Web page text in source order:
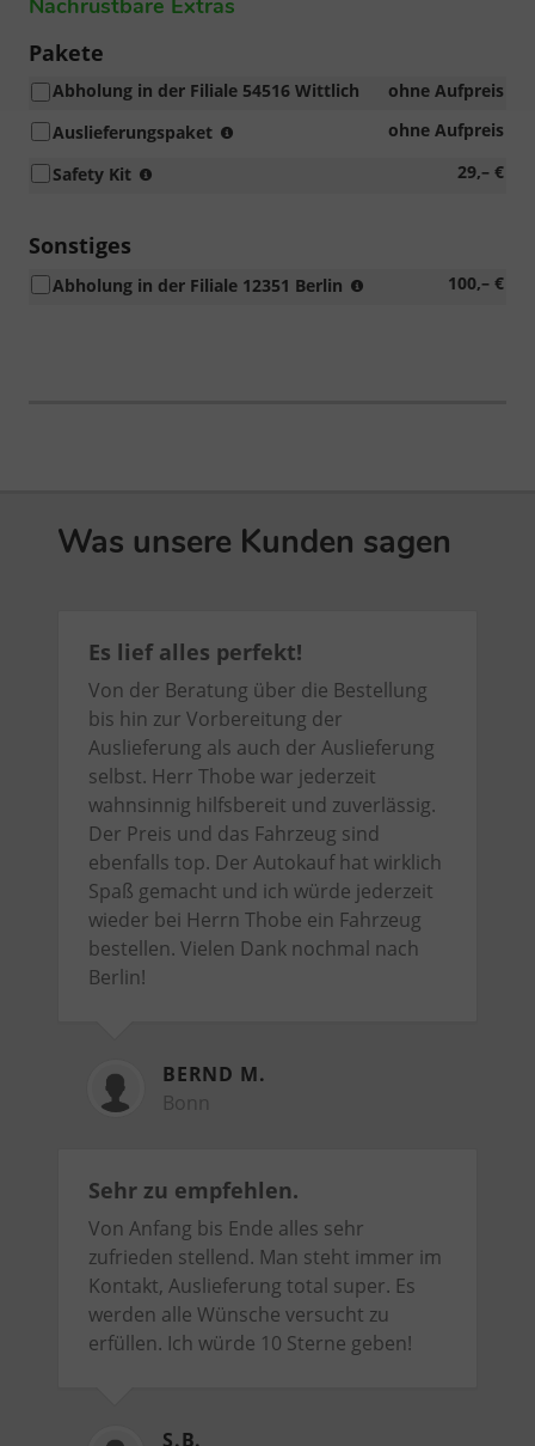
Pakete
ohne Aufpreis
Abholung in der Filiale 54516 Wittlich
ohne Aufpreis
Auslieferungspaket
und
29,– €
Safety Kit
in
Sonstiges
100,– €
Abholung in der Filiale 12351 Berlin
Was unsere Kunden sagen
Es lief alles perfekt!
Von der Beratung über die Bestellung
bis hin zur Vorbereitung der
Auslieferung als auch der Auslieferung
selbst. Herr Thobe war jederzeit
wahnsinnig hilfsbereit und zuverlässig.
Der Preis und das Fahrzeug sind
ebenfalls top. Der Autokauf hat wirklich
Spaß gemacht und ich würde jederzeit
wieder bei Herrn Thobe ein Fahrzeug
bestellen. Vielen Dank nochmal nach
Berlin!
BERND M.
Bonn
Sehr zu empfehlen.
Von Anfang bis Ende alles sehr
zufrieden stellend. Man steht immer im
Kontakt, Auslieferung total super. Es
werden alle Wünsche versucht zu
erfüllen. Ich würde 10 Sterne geben!
S.B.